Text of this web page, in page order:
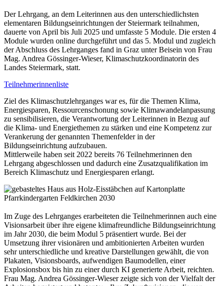
Der Lehrgang, an dem Leiterinnen aus den unterschiedlichsten
elementaren Bildungseinrichtungen der Steiermark teilnahmen,
dauerte von April bis Juli 2025 und umfasste 5 Module. Die ersten 4
Module wurden online durchgeführt und das 5. Modul und zugleich
der Abschluss des Lehrganges fand in Graz unter Beisein von Frau
Mag. Andrea Gössinger-Wieser, Klimaschutzkoordinatorin des
Landes Steiermark, statt.
Teilnehmerinnenliste
Ziel des Klimaschutzlehrganges war es, für die Themen Klima,
Energiesparen, Ressourcenschonung sowie Klimawandelanpassung
zu sensibilisieren, die Verantwortung der Leiterinnen in Bezug auf
die Klima- und Energiethemen zu stärken und eine Kompetenz zur
Verankerung der genannten Themenfelder in der
Bildungseinrichtung aufzubauen.
Mittlerweile haben seit 2022 bereits 76 Teilnehmerinnen den
Lehrgang abgeschlossen und dadurch eine Zusatzqualifikation im
Bereich Klimaschutz und Energiesparen erlangt.
Pfarrkindergarten Feldkirchen 2030
Im Zuge des Lehrganges erarbeiteten die Teilnehmerinnen auch eine
Visionsarbeit über ihre eigene klimafreundliche Bildungseinrichtung
im Jahr 2030, die beim Modul 5 präsentiert wurde. Bei der
Umsetzung ihrer visionären und ambitionierten Arbeiten wurden
sehr unterschiedliche und kreative Darstellungen gewählt, die von
Plakaten, Visionsboards, aufwendigen Baumodellen, einer
Explosionsbox bis hin zu einer durch KI generierte Arbeit, reichten.
Frau Mag. Andrea Gössinger-Wieser zeigte sich von der Vielfalt der